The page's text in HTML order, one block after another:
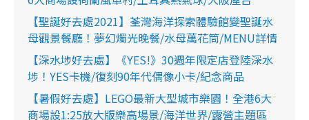
【聖誕好去處2021】荃灣海洋探索體驗館變聖誕水
母觀景餐廳！夢幻燭光晚餐/水母萬花筒/MENU詳情
【深水埗好去處】《YES!》30週年限定店登陸深水
埗！YES卡機/復刻90年代偶像小卡/紀念商品
【暑假好去處】LEGO最新大型城市樂園！全港6大
商場設1:25放大版樂高場景/海洋世界/露營主題區